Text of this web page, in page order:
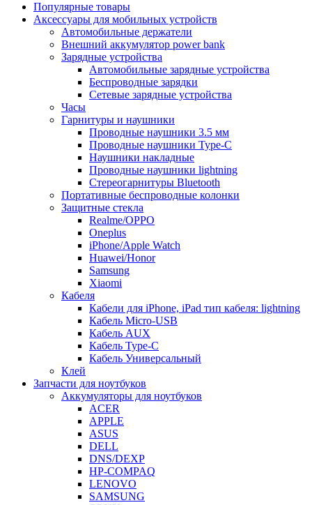
Популярные товары
Аксессуары для мобильных устройств
Автомобильные держатели
Внешний аккумулятор power bank
Зарядные устройства
Автомобильные зарядные устройства
Беспроводные зарядки
Сетевые зарядные устройства
Часы
Гарнитуры и наушники
Проводные наушники 3.5 мм
Проводные наушники Type-C
Наушники накладные
Проводные наушники lightning
Стереогарнитуры Bluetooth
Портативные беспроводные колонки
Защитные стекла
Realme/OPPO
Oneplus
iPhone/Apple Watch
Huawei/Honor
Samsung
Xiaomi
Кабеля
Кабели для iPhone, iPad тип кабеля: lightning
Кабель Micro-USB
Кабель AUX
Кабель Type-C
Кабель Универсальный
Клей
Запчасти для ноутбуков
Аккумуляторы для ноутбуков
ACER
APPLE
ASUS
DELL
DNS/DEXP
HP-COMPAQ
LENOVO
SAMSUNG